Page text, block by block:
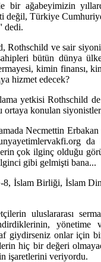
bir ağabeyimizin
Türkiye
dedi.
Rothschild ve sair
bütün dünya
kimin finansı,
hizmet edecek?
yetkisi Rothschild
ortaya konulan
Necmettin
çok ilginç olduğu
gibi gelmişti bana...
8, İslam Birliği, İslam
uluslararası
yönetime
giydirseniz onlar için
hiç bir değeri
işaretlerini veriyordu.